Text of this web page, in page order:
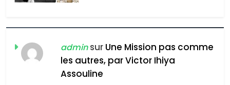
FIÈRE, DIGNE ET RÉSILIENTE :
POURQUOI JE REVENDIQUE
MA JUDAÏTE par Thérèse
Zrihen-Dvir
ISRAÉL JUDAISME
adminsur Une Mission pas comme
les autres, par Victor Ihiya
Assouline